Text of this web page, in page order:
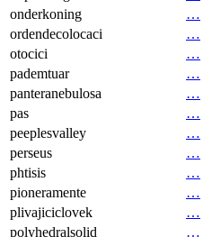
onderkoning
…
ordendecolocaci
…
otocici
…
pademtuar
…
panteranebulosa
…
pas
…
peeplesvalley
…
perseus
…
phtisis
…
pioneramente
…
plivajiciclovek
…
polyhedralsolid
…